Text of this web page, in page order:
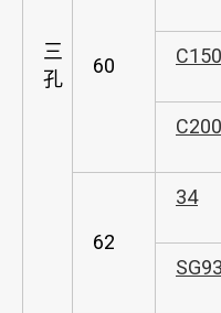
三
孔
60 C150
C200
62
34